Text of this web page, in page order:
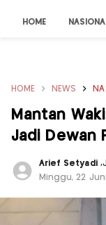
HOME
HOME NEWS
Mantan
Jadi Dewan
Arief Setyadi ,
Minggu, 22